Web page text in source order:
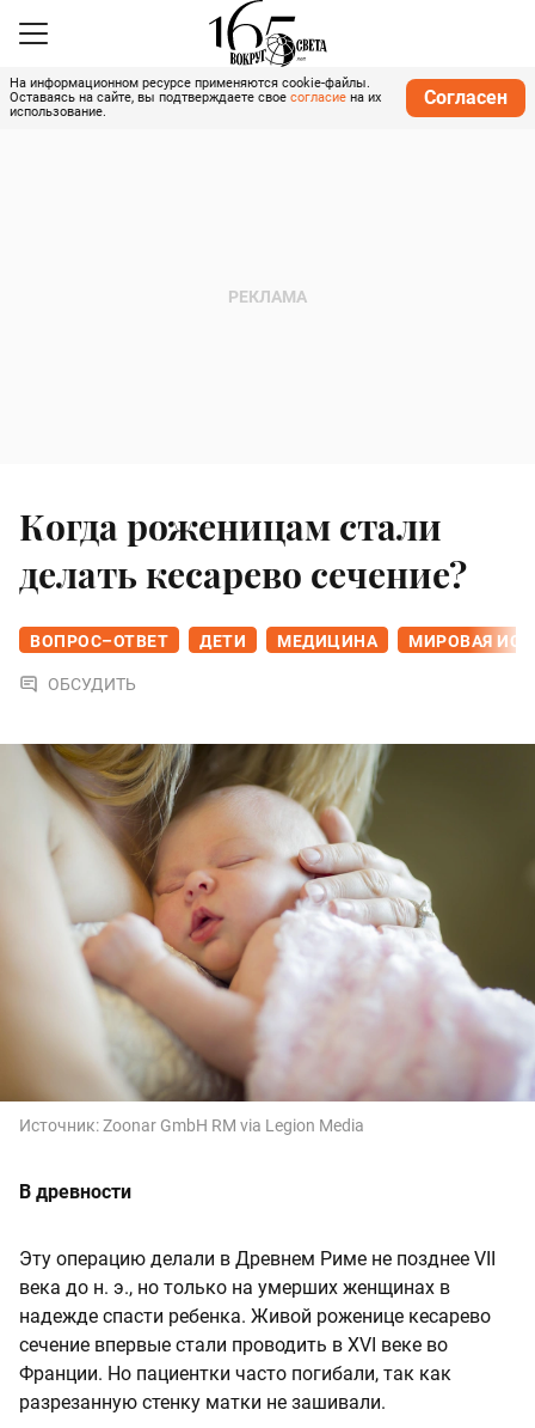
На информационном ресурсе применяются cookie-файлы.
Оставаясь на сайте, вы подтверждаете свое согласие на их
использование.
Согласен
Когда роженицам стали
делать кесарево сечение?
ВОПРОС–ОТВЕТ ДЕТИ МЕДИЦИНА МИРОВАЯ
ОБСУДИТЬ
Источник:Zoonar GmbH RM via Legion Media
В древности
Эту операцию делали в Древнем Риме не позднее VII
века до н. э., но только на умерших женщинах в
надежде спасти ребенка. Живой роженице кесарево
сечение впервые стали проводить в XVI веке во
Франции. Но пациентки часто погибали, так как
разрезанную стенку матки не зашивали.